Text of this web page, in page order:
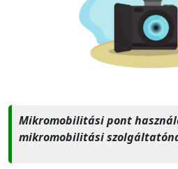
Mikromobilitási pont
mikromobilitási